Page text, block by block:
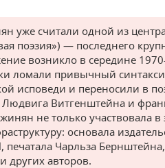
уже считали одной из
поэзия») — последнего
возникло в середине
ломали привычный
исповеди и переносили в
Витгенштейна и
не только участвовала
основала
печатала Чарльза
других авторов.